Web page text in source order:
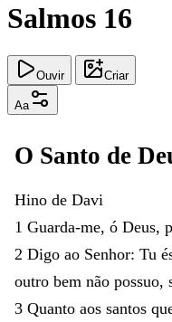
Salmos 16
Ouvir Criar
Aa
O Santo de
Hino de Davi
1 Guarda-me, ó Deus,
2 Digo ao Senhor: Tu
outro bem não possuo,
3 Quanto aos santos